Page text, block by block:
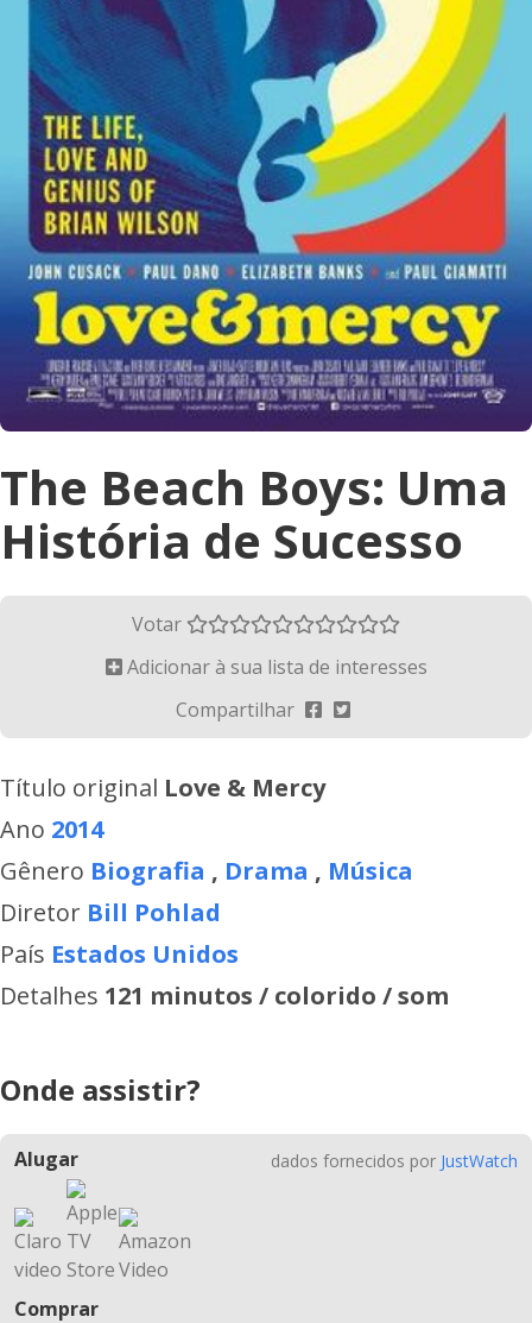
The Beach Boys: Uma
História de Sucesso
Votar
Adicionar à sua lista de interesses
Compartilhar
Título original Love & Mercy
Ano 2014
Gênero Biografia , Drama , Música
Diretor Bill Pohlad
País Estados Unidos
Detalhes 121 minutos / colorido / som
Onde assistir?
Alugar
Comprar
dados fornecidos por JustWatch